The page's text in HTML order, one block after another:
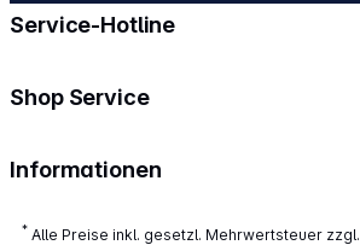
Service-Hotline
Shop Service
Informationen
* Alle Preise inkl. gesetzl. Mehrwertsteuer zzgl.